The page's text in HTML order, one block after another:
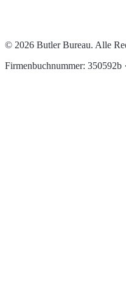
© 2026 Butler Bureau. Alle
Firmenbuchnummer: